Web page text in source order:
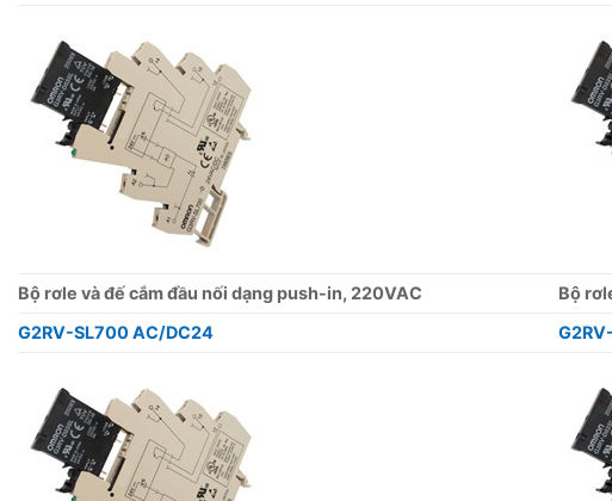
Bộ rơle và đế cắm đầu nối dạng push-in, 220VAC Bộ
G2RV-SL700 AC/DC24